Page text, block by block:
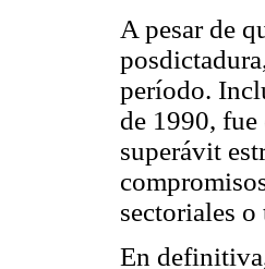
A pesar de
período.
de 1990,
superávit
sectoriales
En